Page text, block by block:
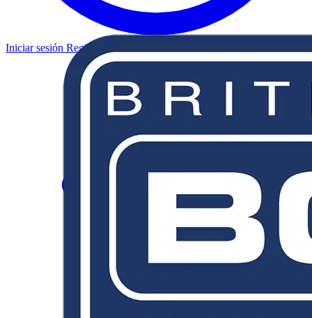
Iniciar sesión Registrarse